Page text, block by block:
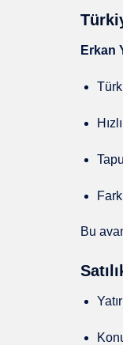
Erkan
Bu